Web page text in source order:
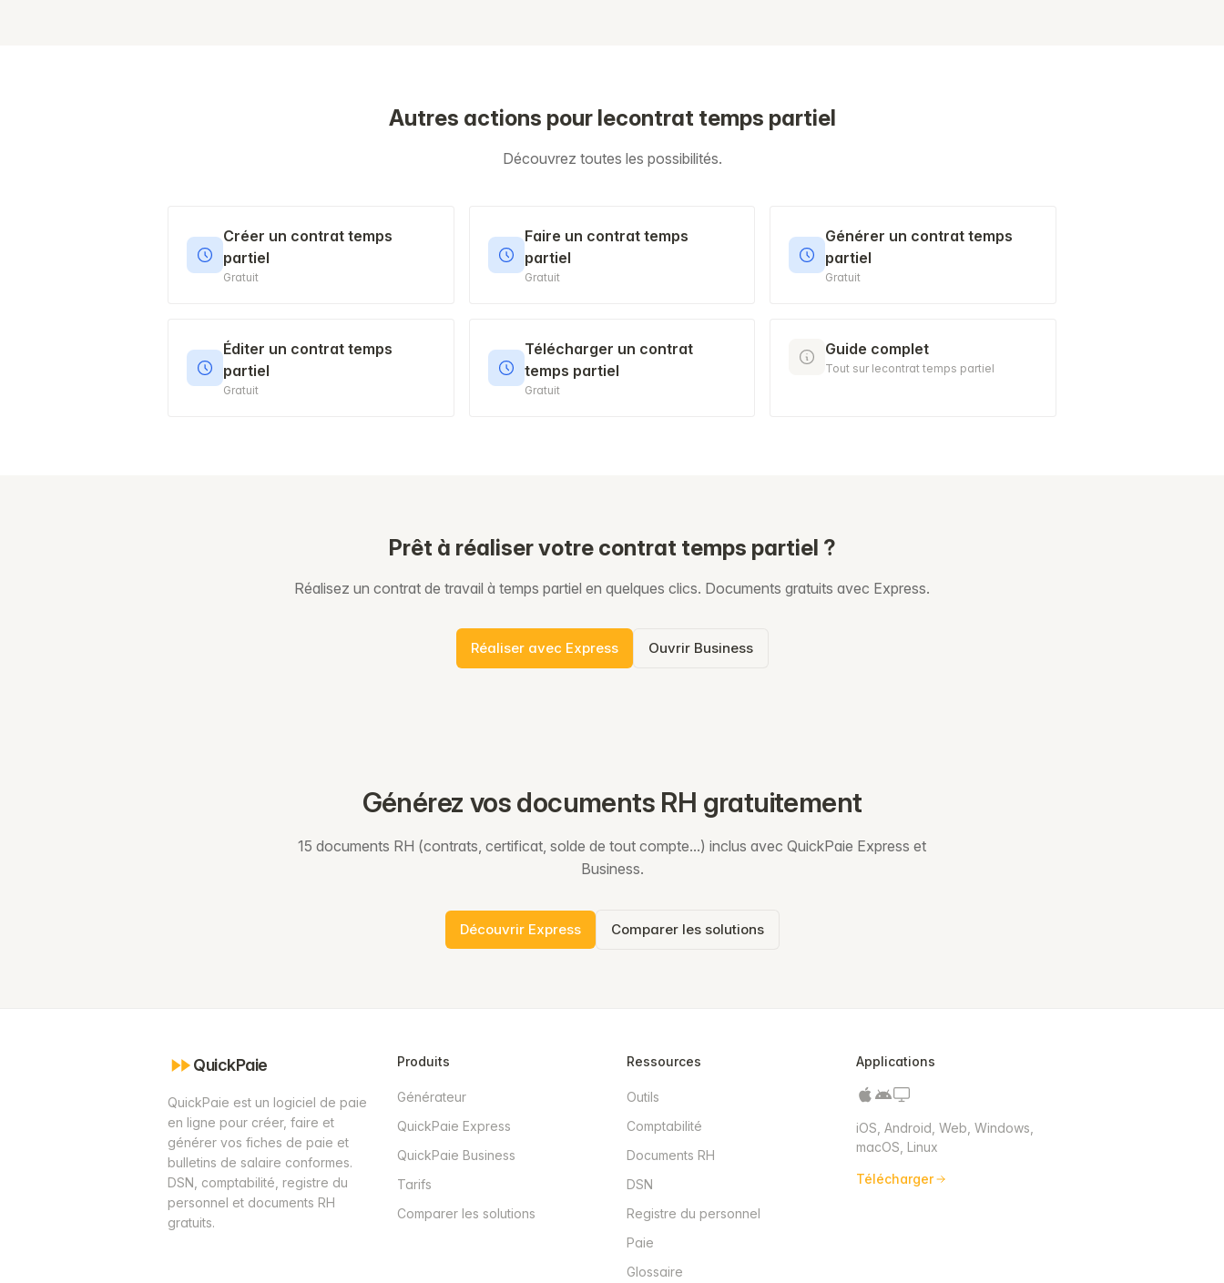
Autres actions pour lecontrat temps partiel
Découvrez toutes les possibilités.
Créer un contrat temps
partiel
Gratuit
Faire un contrat temps
partiel
Gratuit
Générer un contrat temps
partiel
Gratuit
Éditer un contrat temps
partiel
Gratuit
Télécharger un contrat
temps partiel
Gratuit
Guide complet
Tout sur lecontrat temps partiel
Prêt à réaliser votre contrat temps partiel ?
Réalisez un contrat de travail à temps partiel en quelques clics. Documents gratuits avec Express.
Réaliser avec Express Ouvrir Business
Générez vos documents RH gratuitement
15 documents RH (contrats, certificat, solde de tout compte...) inclus avec QuickPaie Express et
Business.
Découvrir Express Comparer les solutions
QuickPaie
QuickPaie est un logiciel de paie
en ligne pour créer, faire et
générer vos fiches de paie et
bulletins de salaire conformes.
DSN, comptabilité, registre du
personnel et documents RH
gratuits.
Produits
Générateur
QuickPaie Express
QuickPaie Business
Tarifs
Comparer les solutions
Ressources
Outils
Comptabilité
Documents RH
DSN
Registre du personnel
Paie
Glossaire
Applications
iOS, Android, Web, Windows,
macOS, Linux
Télécharger